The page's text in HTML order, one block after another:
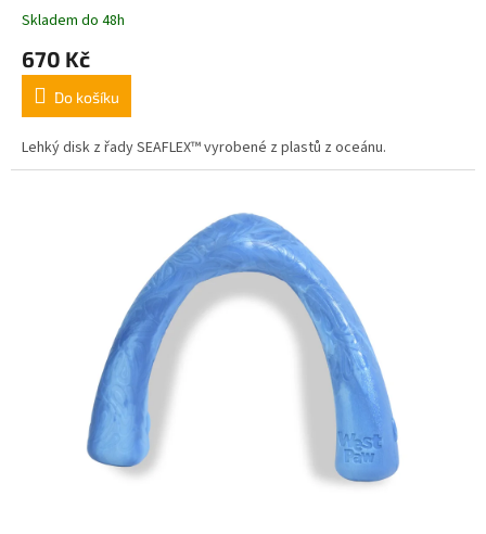
Skladem do 48h
670 Kč
Do košíku
Lehký disk z řady SEAFLEX™ vyrobené z plastů z oceánu.